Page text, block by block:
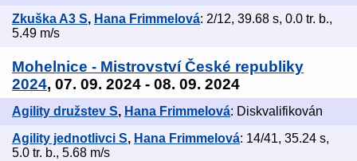
Zkuška A3 S, Hana Frimmelová: 2/12, 39.68 s, 0.0 tr. b.,
5.49 m/s
Mohelnice - Mistrovství České republiky
2024, 07. 09. 2024 - 08. 09. 2024
Agility družstev S, Hana Frimmelová: Diskvalifikován
Agility jednotlivci S, Hana Frimmelová: 14/41, 35.24 s,
5.0 tr. b., 5.68 m/s